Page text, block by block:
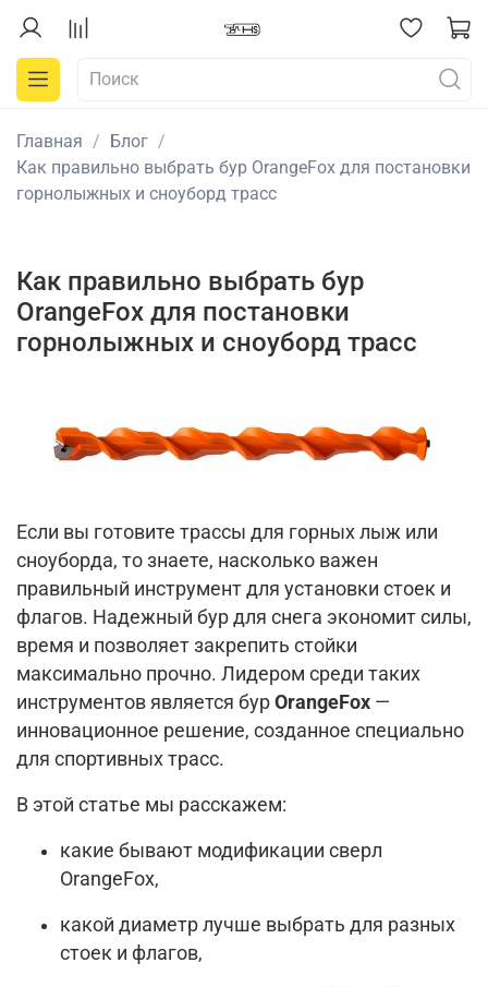
Главная
Блог
Как правильно выбрать бур OrangeFox для постановки
горнолыжных и сноуборд трасс
Как правильно выбрать бур
OrangeFox для постановки
горнолыжных и сноуборд трасс
Если вы готовите трассы для горных лыж или
сноуборда, то знаете, насколько важен
правильный инструмент для установки стоек и
флагов. Надежный бур для снега экономит силы,
время и позволяет закрепить стойки
максимально прочно. Лидером среди таких
инструментов является бур OrangeFox —
инновационное решение, созданное специально
для спортивных трасс.
В этой статье мы расскажем:
какие бывают модификации сверл
OrangeFox,
какой диаметр лучше выбрать для разных
стоек и флагов,